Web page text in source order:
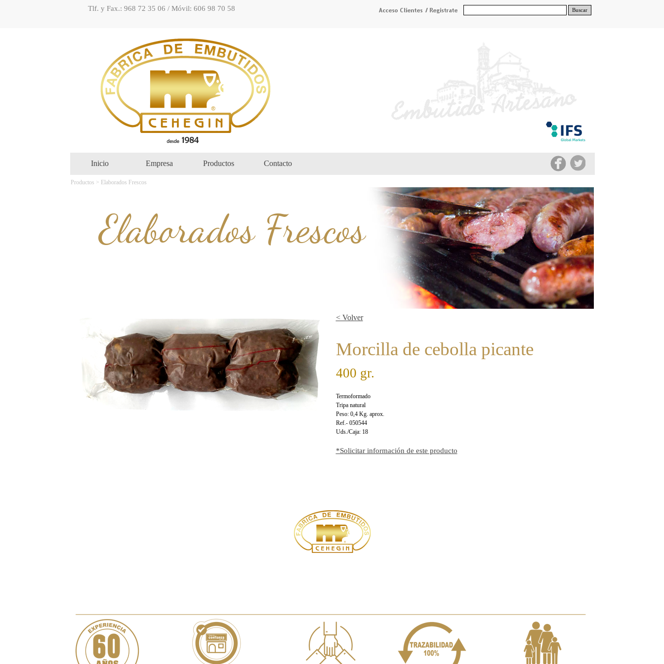
Buscar
Inicio Empresa Productos Contacto
Tlf. y Fax.: 968 72 35 06 / Móvil: 606 98 70 58
Productos > Elaborados Frescos
Elaborados Frescos
< Volver
Morcilla de cebolla picante
400 gr.
Termoformado
Tripa natural
Peso: 0,4 Kg. aprox.
Ref.- 050544
Uds./Caja: 18
*Solicitar información de este producto